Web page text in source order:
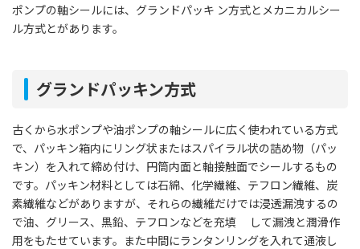
ポンプの軸シールには、グランドパッキ ン方式とメカニカルシー
ル方式とがあります。
グランドパッキン方式
古くから水ポンプや油ポンプの軸シールに広く使われている方式
で、パッキン箱内にリング状またはスパイラル状の詰め物（パッ
キン）を入れて締め付け、円筒内面と軸接触面でシールするもの
です。パッキン材料としては石綿、化学繊維、テフロン繊維、炭
素繊維などがありますが、それらの繊維だけでは浸透漏洩するの
で油、グリース、黒鉛、テフロンなどを充填 して漏洩と潤滑作
用をもたせています。また中間にランタンリングを入れて通液し